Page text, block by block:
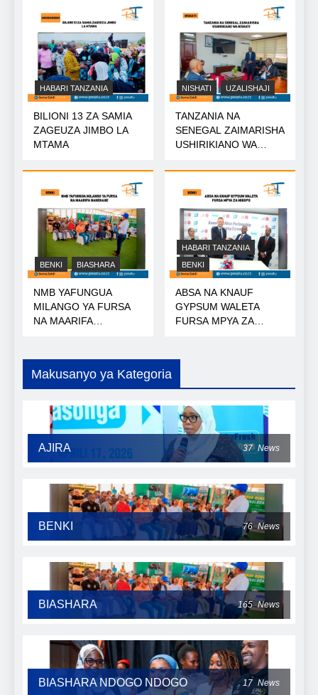
HABARI TANZANIA
BILIONI 13 ZA SAMIA
ZAGEUZA JIMBO LA
MTAMA
NISHATI UZALISHAJI
TANZANIA NA
SENEGAL ZAIMARISHA
USHIRIKIANO WA
BENKI BIASHARA
NMB YAFUNGUA
MILANGO YA FURSA
NA MAARIFA
HABARI TANZANIA
BENKI
ABSA NA KNAUF
GYPSUM WALETA
FURSA MPYA ZA
Makusanyo ya Kategoria
AJIRA 37 News
BENKI 76 News
BIASHARA 165 News
BIASHARA NDOGO NDOGO 17 News